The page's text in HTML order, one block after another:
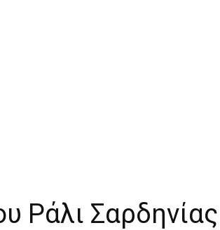
Ράλι Σαρδηνίας